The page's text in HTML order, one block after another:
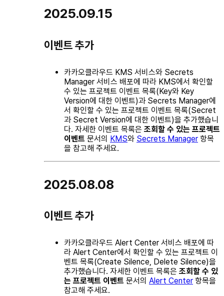
2025.09.15
이벤트 추가
카카오클라우드 KMS 서비스와 Secrets
Manager 서비스 배포에 따라 KMS에서 확인할
수 있는 프로젝트 이벤트 목록(Key와 Key
Version에 대한 이벤트)과 Secrets Manager에
서 확인할 수 있는 프로젝트 이벤트 목록(Secret
과 Secret Version에 대한 이벤트)을 추가했습니
다. 자세한 이벤트 목록은 조회할 수 있는 프로젝트
이벤트 문서의 KMS와 Secrets Manager 항목
을 참고해 주세요.
2025.08.08
이벤트 추가
카카오클라우드 Alert Center 서비스 배포에 따
라 Alert Center에서 확인할 수 있는 프로젝트 이
벤트 목록(Create Silence, Delete Silence)을
추가했습니다. 자세한 이벤트 목록은 조회할 수 있
는 프로젝트 이벤트 문서의 Alert Center 항목을
참고해 주세요.